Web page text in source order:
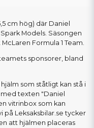
cm hög) där Daniel
Models. Säsongen
Formula 1 Team.
sponsorer, bland
som ståtligt kan stå i
texten "Daniel
vitrinbox som kan
på Leksaksbilar.se tycker
att hjälmen placeras